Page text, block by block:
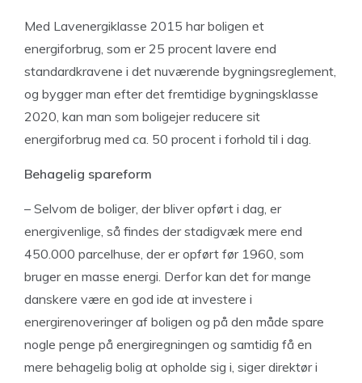
Med Lavenergiklasse 2015 har boligen et
energiforbrug, som er 25 procent lavere end
standardkravene i det nuværende bygningsreglement,
og bygger man efter det fremtidige bygningsklasse
2020, kan man som boligejer reducere sit
energiforbrug med ca. 50 procent i forhold til i dag.
Behagelig spareform
– Selvom de boliger, der bliver opført i dag, er
energivenlige, så findes der stadigvæk mere end
450.000 parcelhuse, der er opført før 1960, som
bruger en masse energi. Derfor kan det for mange
danskere være en god ide at investere i
energirenoveringer af boligen og på den måde spare
nogle penge på energiregningen og samtidig få en
mere behagelig bolig at opholde sig i, siger direktør i